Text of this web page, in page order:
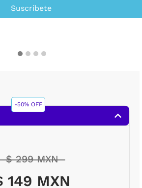
Suscríbete
-50% OFF
299 MXN
149 MXN